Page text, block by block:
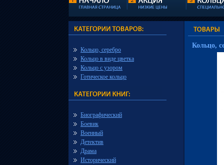
Кольцо, серебро
Кольцо в виде цветка
Кольцо с узором
Готическое кольцо
Биографический
Боевик
Военный
Детектив
Драма
Исторический
Кольцо,